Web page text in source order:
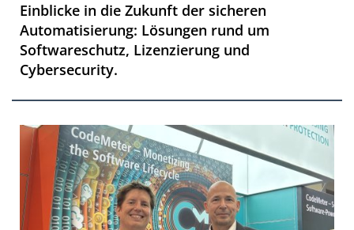
Einblicke in die Zukunft der sicheren
Automatisierung: Lösungen rund um
Softwareschutz, Lizenzierung und
Cybersecurity.